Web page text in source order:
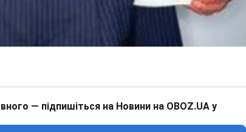
— підпишіться на Новини на OBOZ.UA у